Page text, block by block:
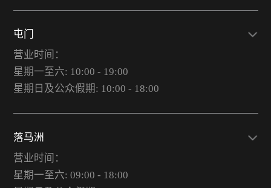
屯门
营业时间：
星期一至六: 10:00 - 19:00
星期日及公众假期: 10:00 - 18:00
落马洲
营业时间：
星期一至六: 09:00 - 18:00